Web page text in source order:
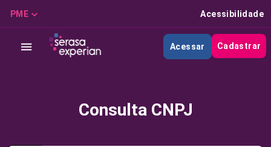
PME Acessibilidade
Acessar Cadastrar
Consulta CNPJ